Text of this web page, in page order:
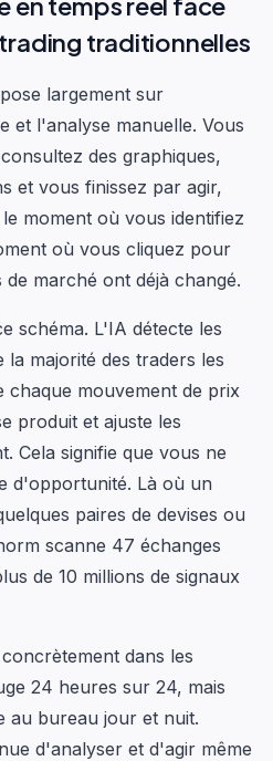
traditionnelles
largement sur
et l'analyse manuelle. Vous
des graphiques,
et vous finissez par agir,
moment où vous identifiez
où vous cliquez pour
marché ont déjà changé.
schéma. L'IA détecte les
la majorité des traders les
chaque mouvement de prix
produit et ajuste les
Cela signifie que vous ne
d'opportunité. Là où un
paires de devises ou
scanne 47 échanges
de 10 millions de signaux
dans les
24 heures sur 24, mais
au bureau jour et nuit.
d'analyser et d'agir même